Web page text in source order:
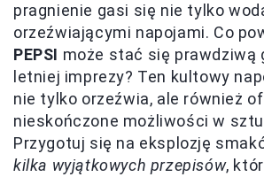
pragnienie gasi się nie tylko
orzeźwiającymi napojami. Co
PEPSI może stać się prawdziwą
letniej imprezy? Ten kultowy
nie tylko orzeźwia, ale również
nieskończone możliwości w
Przygotuj się na eksplozję
kilka wyjątkowych przepisów,